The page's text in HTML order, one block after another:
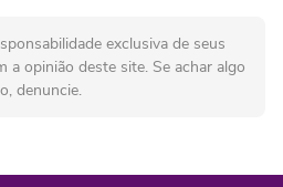
exclusiva de seus
a opinião deste site. Se achar algo
denuncie.